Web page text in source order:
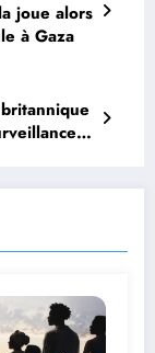
joue alors
à Gaza